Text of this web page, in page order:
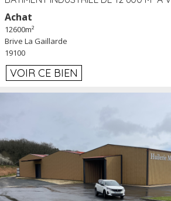
Achat
12600m²
Brive La Gaillarde
19100
VOIR CE BIEN